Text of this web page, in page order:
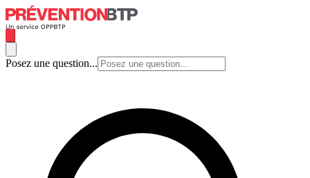
Posez une question...